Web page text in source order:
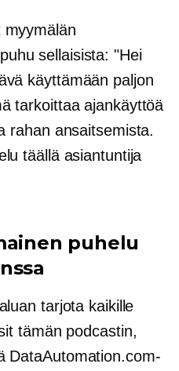
myymälän
sellaisista: "Hei
käyttämään paljon
tarkoittaa ajankäyttöä
rahan ansaitsemista.
täällä asiantuntija
puhelu
tarjota kaikille
tämän podcastin,
DataAutomation.com-